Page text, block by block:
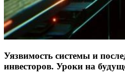
Уязвимость системы и
инвесторов. Уроки на